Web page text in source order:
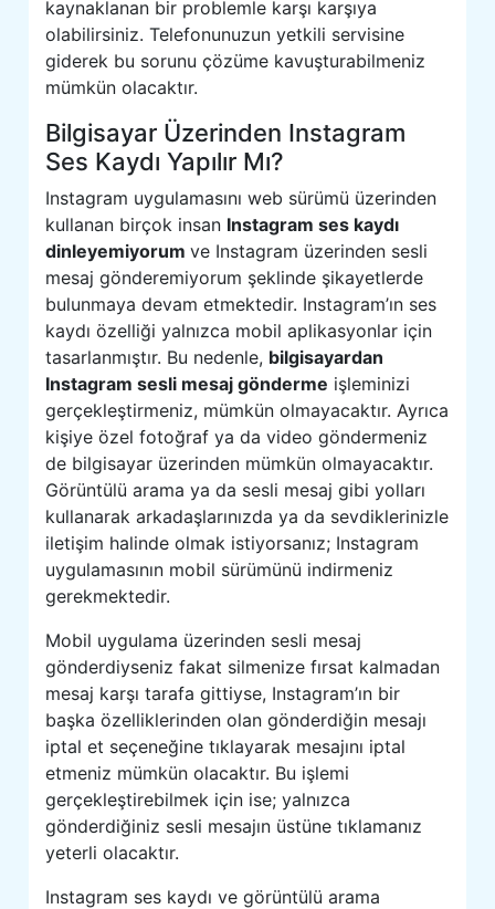
kaynaklanan bir problemle karşı karşıya
olabilirsiniz. Telefonunuzun yetkili servisine
giderek bu sorunu çözüme kavuşturabilmeniz
mümkün olacaktır.
Bilgisayar Üzerinden Instagram
Ses Kaydı Yapılır Mı?
Instagram uygulamasını web sürümü üzerinden
kullanan birçok insan Instagram ses kaydı
dinleyemiyorumve Instagram üzerinden sesli
mesaj gönderemiyorum şeklinde şikayetlerde
bulunmaya devam etmektedir. Instagram’ın ses
kaydı özelliği yalnızca mobil aplikasyonlar için
tasarlanmıştır. Bu nedenle, bilgisayardan
Instagram sesli mesaj gönderme işleminizi
gerçekleştirmeniz, mümkün olmayacaktır. Ayrıca
kişiye özel fotoğraf ya da video göndermeniz
de bilgisayar üzerinden mümkün olmayacaktır.
Görüntülü arama ya da sesli mesaj gibi yolları
kullanarak arkadaşlarınızda ya da sevdiklerinizle
iletişim halinde olmak istiyorsanız; Instagram
uygulamasının mobil sürümünü indirmeniz
gerekmektedir.
Mobil uygulama üzerinden sesli mesaj
gönderdiyseniz fakat silmenize fırsat kalmadan
mesaj karşı tarafa gittiyse, Instagram’ın bir
başka özelliklerinden olan gönderdiğin mesajı
iptal et seçeneğine tıklayarak mesajını iptal
etmeniz mümkün olacaktır. Bu işlemi
gerçekleştirebilmek için ise; yalnızca
gönderdiğiniz sesli mesajın üstüne tıklamanız
yeterli olacaktır.
Instagram ses kaydı ve görüntülü arama